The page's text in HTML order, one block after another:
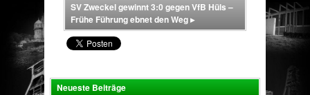
SV Zweckel gewinnt 3:0 gegen VfB Hüls –
Frühe Führung ebnet den Weg▸
Neueste Beiträge